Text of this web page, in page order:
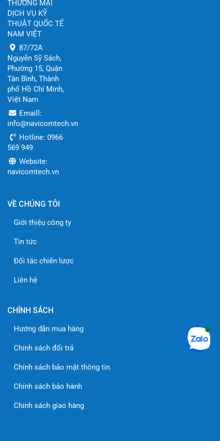
Datasheet tài liệu thông số kỹ thuật XNP-
8300RW
THƯƠNG MẠI
DỊCH VỤ KỸ
THUẬT QUỐC TẾ
NAM VIỆT
87/72A
Nguyễn Sỹ Sách,
Phường 15, Quận
Tân Bình, Thành
phố Hồ Chí Minh,
Việt Nam
Emaill:
info@navicomtech.vn
Hotline: 0966
569 949
Website:
navicomtech.vn
VỀ CHÚNG TÔI
Giới thiệu công ty
Tin tức
Đối tác chiến lược
Liên hệ
CHÍNH SÁCH
Hướng dẫn mua hàng
Chính sách đổi trả
Chính sách bảo mật thông tin
Chính sách bảo hành
Chính sách giao hàng